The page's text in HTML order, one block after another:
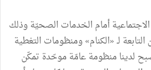
أمام الخدمات الصحيّة وذلك
لـ «الكنام» ومنظومات التغطية
لدينا منظومة عامّة موحّدة تمكّن